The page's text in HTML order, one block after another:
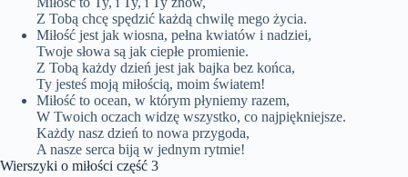
Z Tobą chcę spędzić każdą chwilę mego życia.
Miłość jest jak wiosna, pełna kwiatów i nadziei,
Twoje słowa są jak ciepłe promienie.
Z Tobą każdy dzień jest jak bajka bez końca,
Ty jesteś moją miłością, moim światem!
Miłość to ocean, w którym płyniemy razem,
W Twoich oczach widzę wszystko, co najpiękniejsze.
Każdy nasz dzień to nowa przygoda,
A nasze serca biją w jednym rytmie!
Wierszyki o miłości część 3